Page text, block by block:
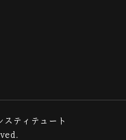
ティテュート